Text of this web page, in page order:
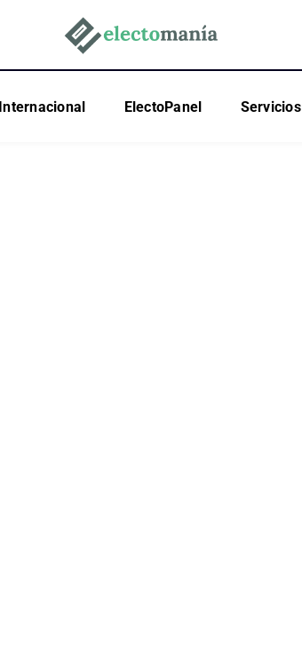
Internacional ElectoPanel Servicios